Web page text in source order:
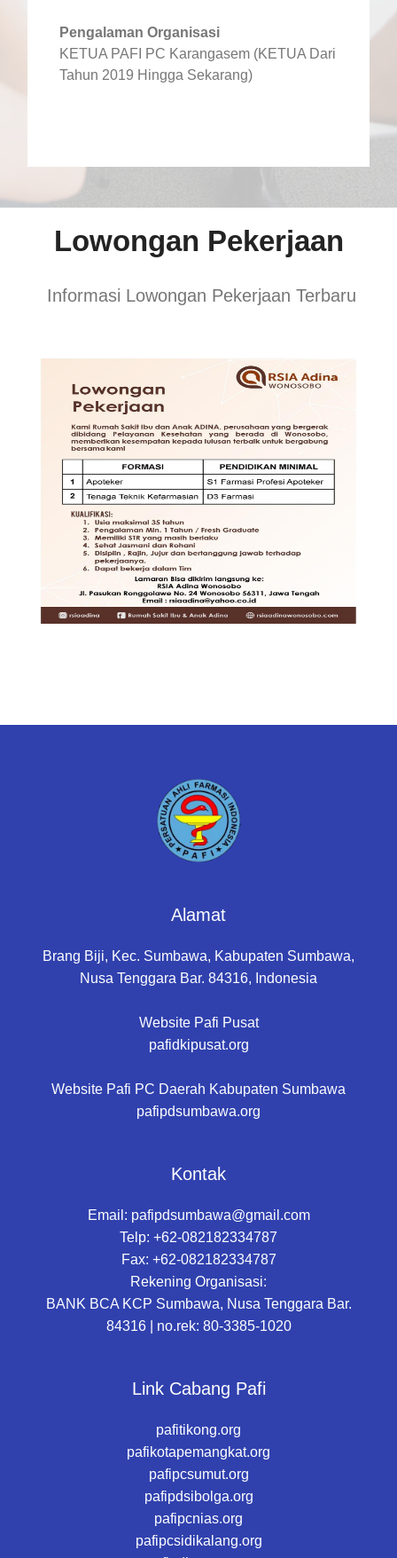
Pengalaman Organisasi
KETUA PAFI PC Karangasem (KETUA Dari
Tahun 2019 Hingga Sekarang)
Lowongan Pekerjaan
Informasi Lowongan Pekerjaan Terbaru
TENAGA TEKNIS
KEFARMASIAN DI RSIA ADINA
DIBUTUHKAN SEGERA TENAGA
TEKNIS KEFARMASIAN DI RUMAH
SAKIT IBU DAN ANAK ADINA
WONOSOBO
SYARAT DAN KETENTUAN LIHAT
BROSUR
Alamat
Brang Biji, Kec. Sumbawa, Kabupaten Sumbawa,
Nusa Tenggara Bar. 84316, Indonesia
Website Pafi Pusat
pafidkipusat.org
Website Pafi PC Daerah Kabupaten Sumbawa
pafipdsumbawa.org
Kontak
Email: pafipdsumbawa@gmail.com
Telp: +62-082182334787
Fax: +62-082182334787
Rekening Organisasi:
BANK BCA KCP Sumbawa, Nusa Tenggara Bar.
84316 | no.rek: 80-3385-1020
Link Cabang Pafi
pafitikong.org
pafikotapemangkat.org
pafipcsumut.org
pafipdsibolga.org
pafipcnias.org
pafipcsidikalang.org